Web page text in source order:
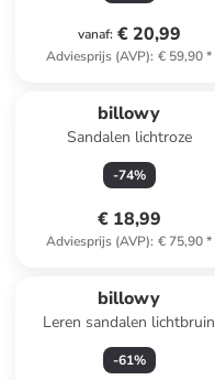
vanaf: € 20,99
Adviesprijs (AVP): € 59,90*
billowy
Sandalen lichtroze
-74%
€ 18,99
Adviesprijs (AVP): € 75,90*
billowy
Leren sandalen lichtbruin
-61%